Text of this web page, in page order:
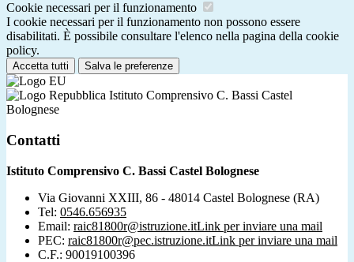
Cookie necessari per il funzionamento
I cookie necessari per il funzionamento non possono essere
disabilitati. È possibile consultare l'elenco nella pagina della cookie
policy.
Accetta tutti Salva le preferenze
Istituto Comprensivo C. Bassi Castel
Bolognese
Contatti
Istituto Comprensivo C. Bassi Castel Bolognese
Via Giovanni XXIII, 86 - 48014 Castel Bolognese (RA)
Tel: 0546.656935
Email: raic81800r@istruzione.itLink per inviare una mail
PEC: raic81800r@pec.istruzione.itLink per inviare una mail
C.F.: 90019100396